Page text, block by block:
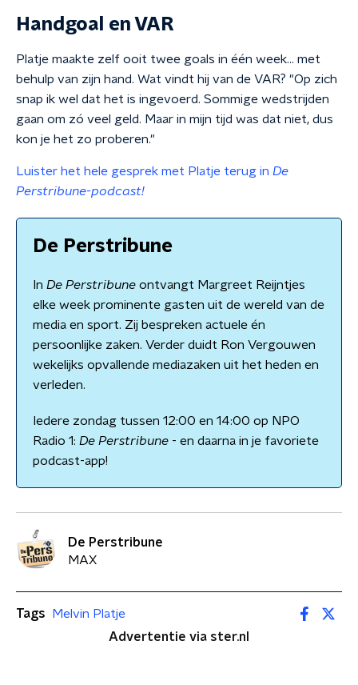
Handgoal en VAR
Platje maakte zelf ooit twee goals in één week… met
behulp van zijn hand. Wat vindt hij van de VAR? "Op zich
snap ik wel dat het is ingevoerd. Sommige wedstrijden
gaan om zó veel geld. Maar in mijn tijd was dat niet, dus
kon je het zo proberen."
Luister het hele gesprek met Platje terug in De
Perstribune-podcast!
De Perstribune
In De Perstribune ontvangt Margreet Reijntjes
elke week prominente gasten uit de wereld van de
media en sport. Zij bespreken actuele én
persoonlijke zaken. Verder duidt Ron Vergouwen
wekelijks opvallende mediazaken uit het heden en
verleden.
Iedere zondag tussen 12:00 en 14:00 op NPO
Radio 1: De Perstribune - en daarna in je favoriete
podcast-app!
De Perstribune
MAX
Tags
Melvin Platje
Advertentie via ster.nl